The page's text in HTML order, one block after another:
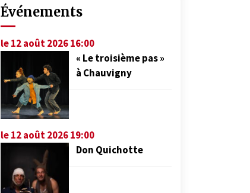
Événements
le 12 août 2026 16:00
« Le troisième pas »
à Chauvigny
le 12 août 2026 19:00
Don Quichotte